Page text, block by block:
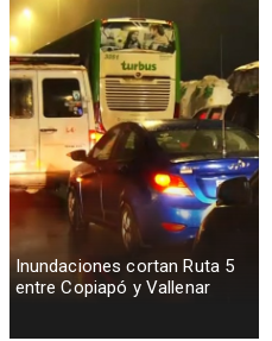
Inundaciones cortan Ruta 5
entre Copiapó y Vallenar